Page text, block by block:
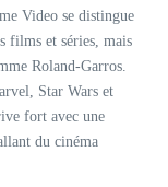
Video se distingue
films et séries, mais
Roland-Garros.
Star Wars et
fort avec une
du cinéma